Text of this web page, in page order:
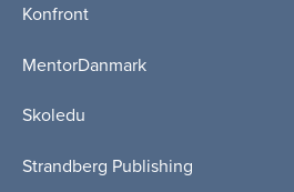
Konfront
MentorDanmark
Skoledu
Strandberg Publishing